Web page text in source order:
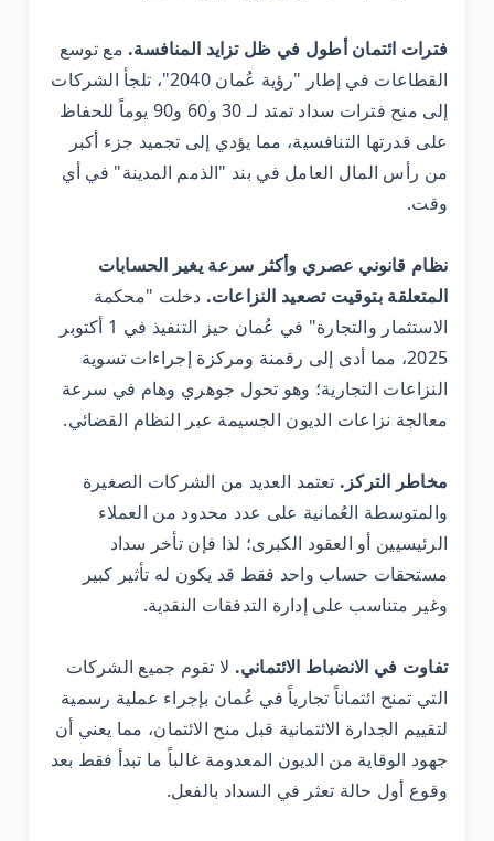
فترات ائتمان أطول في ظل تزايد المنافسة. مع توسع
القطاعات في إطار "رؤية عُمان 2040"، تلجأ الشركات
إلى منح فترات سداد تمتد لـ 30 و60 و90 يوماً للحفاظ
على قدرتها التنافسية، مما يؤدي إلى تجميد جزء أكبر
من رأس المال العامل في بند "الذمم المدينة" في أي
وقت.
نظام قانوني عصري وأكثر سرعة يغير الحسابات
المتعلقة بتوقيت تصعيد النزاعات. دخلت "محكمة
الاستثمار والتجارة" في عُمان حيز التنفيذ في 1 أكتوبر
2025، مما أدى إلى رقمنة ومركزة إجراءات تسوية
النزاعات التجارية؛ وهو تحول جوهري وهام في سرعة
معالجة نزاعات الديون الجسيمة عبر النظام القضائي.
مخاطر التركز. تعتمد العديد من الشركات الصغيرة
والمتوسطة العُمانية على عدد محدود من العملاء
الرئيسيين أو العقود الكبرى؛ لذا فإن تأخر سداد
مستحقات حساب واحد فقط قد يكون له تأثير كبير
وغير متناسب على إدارة التدفقات النقدية.
تفاوت في الانضباط الائتماني. لا تقوم جميع الشركات
التي تمنح ائتماناً تجارياً في عُمان بإجراء عملية رسمية
لتقييم الجدارة الائتمانية قبل منح الائتمان، مما يعني أن
جهود الوقاية من الديون المعدومة غالباً ما تبدأ فقط بعد
وقوع أول حالة تعثر في السداد بالفعل.